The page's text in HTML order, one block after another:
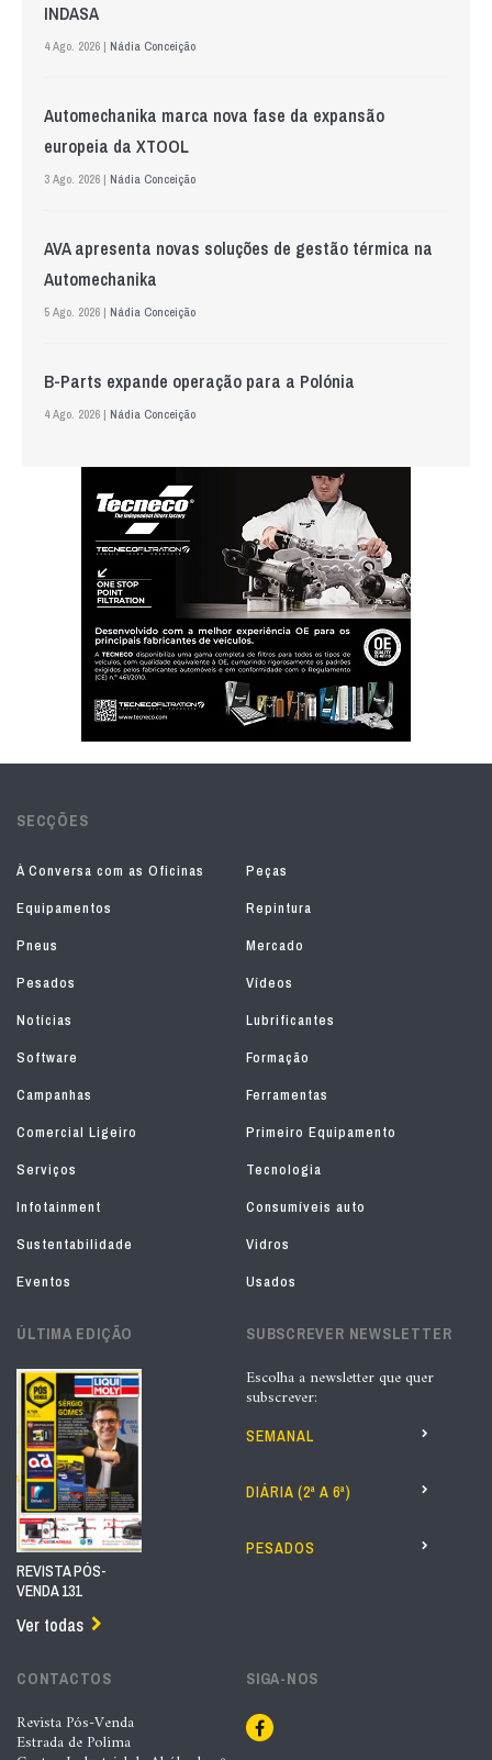
INDASA
4 Ago. 2026 | Nádia Conceição
Automechanika marca nova fase da expansão
europeia da XTOOL
3 Ago. 2026 | Nádia Conceição
AVA apresenta novas soluções de gestão térmica na
Automechanika
5 Ago. 2026 | Nádia Conceição
B-Parts expande operação para a Polónia
4 Ago. 2026 | Nádia Conceição
SECÇÕES
À Conversa com as Oficinas
Peças
Equipamentos
Repintura
Pneus
Mercado
Pesados
Vídeos
Notícias
Lubrificantes
Software
Formação
Campanhas
Ferramentas
Comercial Ligeiro
Primeiro Equipamento
Serviços
Tecnologia
Infotainment
Consumíveis auto
Sustentabilidade
Vidros
Eventos
Usados
ÚLTIMA EDIÇÃO
REVISTA PÓS-
VENDA 131
Ver todas
SUBSCREVER NEWSLETTER
Escolha a newsletter que quer
subscrever:
SEMANAL
DIÁRIA (2ª A 6ª)
PESADOS
CONTACTOS
Revista Pós-Venda
Estrada de Polima
SIGA-NOS